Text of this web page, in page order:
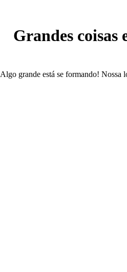
Grandes coisas
Algo grande está se formando! Nossa